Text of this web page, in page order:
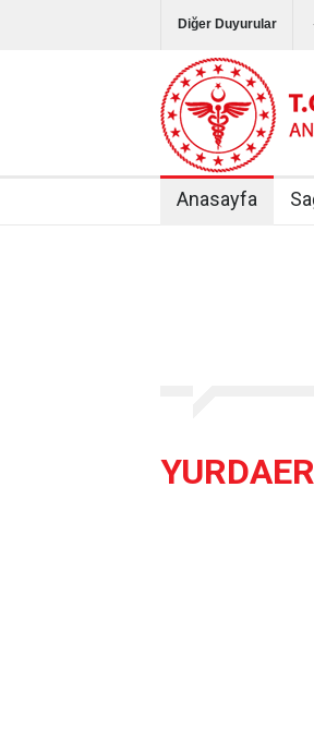
Diğer Duyurular
Bayram Tatilinde
Terapötik Aferez
Yoğun Bakım
Anasayfa